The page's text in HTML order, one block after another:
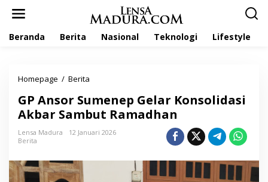
Beranda Berita Nasional Teknologi Lifestyle
Homepage / Berita
A
n
s
o
GP Ansor Sumenep Gelar Konsolidasi
Akbar Sambut Ramadhan
Lensa Madura
12 Januari 2026
Berita